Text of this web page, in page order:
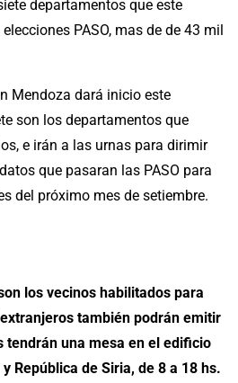
departamentos que este
PASO, mas de de 43 mil
Mendoza dará inicio este
son los departamentos que
e irán a las urnas para dirimir
que pasaran las PASO para
del próximo mes de setiembre.
los vecinos habilitados para
también podrán emitir
tendrán una mesa en el edificio
República de Siria, de 8 a 18 hs.